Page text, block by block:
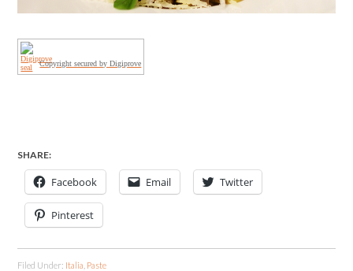
Copyright secured by Digiprove
SHARE:
Facebook Email Twitter
Pinterest
Filed Under: Italia Paste